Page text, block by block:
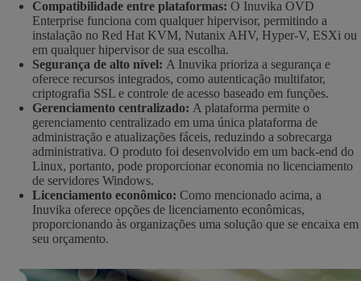
Compatibilidade entre plataformas: O Inuvika OVD
Enterprise funciona com qualquer hipervisor, permitindo a
instalação no Red Hat KVM, Nutanix AHV, Hyper-V, ESXi ou
em qualquer hipervisor de sua escolha.
Segurança de alto nível: A Inuvika prioriza a segurança e
oferece recursos integrados, como autenticação multifator,
criptografia SSL e controle de acesso baseado em funções.
Gerenciamento centralizado: A plataforma permite o
gerenciamento centralizado em uma única plataforma de
administração e atualizações fáceis, reduzindo a sobrecarga
administrativa. O produto foi desenvolvido em um back-end do
Linux, portanto, pode proporcionar economia no licenciamento
de servidores Windows.
Licenciamento econômico: Como mencionado acima, a
Inuvika oferece opções de licenciamento econômicas,
proporcionando às organizações uma solução que se encaixa em
seu orçamento.